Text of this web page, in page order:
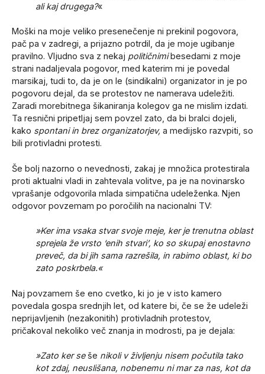
ali kaj drugega?«
Moški na moje veliko presenečenje ni prekinil pogovora,
pač pa v zadregi, a prijazno potrdil, da je moje ugibanje
pravilno. Vljudno sva z nekaj političnimibesedami z moje
strani nadaljevala pogovor, med katerim mi je povedal
marsikaj, tudi to, da je on le (sindikalni) organizator in je po
pogovoru dejal, da se protestov ne namerava udeležiti.
Zaradi morebitnega šikaniranja kolegov ga ne mislim izdati.
Ta resnični pripetljaj sem povzel zato, da bi bralci dojeli,
kako spontani in brez organizatorjev, a medijsko razvpiti, so
bili protivladni protesti.
Še bolj nazorno o nevednosti, zakaj je množica protestirala
proti aktualni vladi in zahtevala volitve, pa je na novinarsko
vprašanje odgovorila mlada simpatična udeleženka. Njen
odgovor povzemam po poročilih na nacionalni TV:
»Ker ima vsaka stvar svoje meje, ker je trenutna oblast
sprejela že vrsto ‘enih stvari’, ko so skupaj enostavno
preveč, da bi jih sama razrešila, in rabimo oblast, ki bo
zato poskrbela.«
Naj povzamem še eno cvetko, ki jo je v isto kamero
povedala gospa srednjih let, od katere bi, če se že udeleži
neprijavljenih (nezakonitih) protivladnih protestov,
pričakoval nekoliko več znanja in modrosti, pa je dejala:
»Zato ker seše nikoli v življenju nisem počutila tako
kot zdaj, neuslišana, nobenemu ni mar za nas, kot da